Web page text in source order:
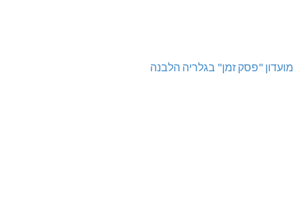
מועדון "פסק זמן" בגלריה הלבנה